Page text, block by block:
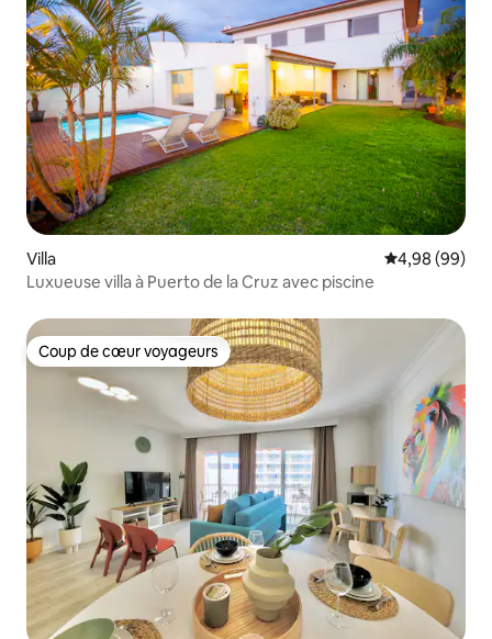
Villa Évaluation
4,98 (99)
Luxueuse villa à Puerto de la Cruz avec piscine
Coup de cœur voyageurs
Coup de cœur voyageurs